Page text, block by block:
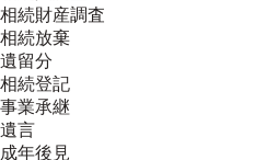
相続財産調査
相続放棄
遺留分
相続登記
事業承継
遺言
成年後見